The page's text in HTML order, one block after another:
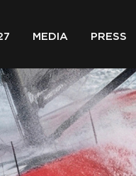
MEDIA PRESS